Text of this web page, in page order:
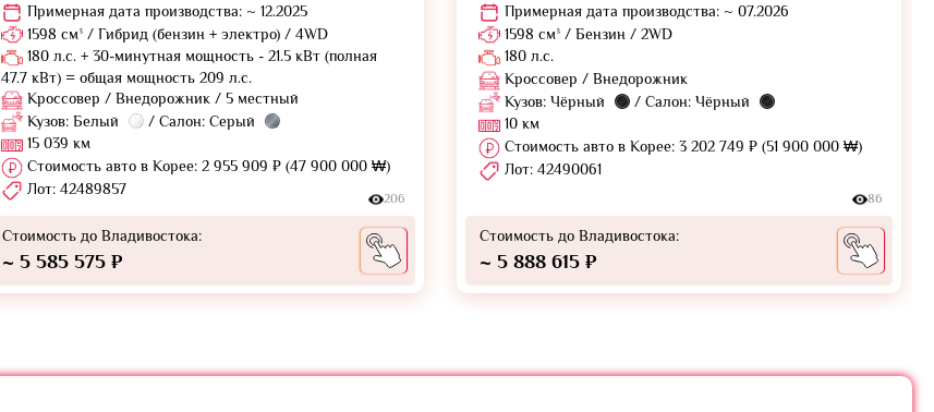
Примерная дата производства: ~ 12.2025
1598 см³ / Гибрид (бензин + электро) / 4WD
180 л.с. + 30-минутная мощность - 21.5 кВт (полная
47.7 кВт) = общая мощность 209 л.с.
Кроссовер / Внедорожник / 5 местный
Кузов: Белый
/ Салон: Серый
15 039 км
Стоимость авто в Корее: 2 955 909 ₽ (47 900 000 ₩)
Лот: 42489857
206
Стоимость до Владивостока:
~ 5 585 575 ₽
Примерная дата производства: ~ 07.2026
1598 см³ / Бензин / 2WD
180 л.с.
Кроссовер / Внедорожник
Кузов: Чёрный
/ Салон: Чёрный
10 км
Стоимость авто в Корее: 3 202 749 ₽ (51 900 000 ₩)
Лот: 42490061
86
Стоимость до Владивостока:
~ 5 888 615 ₽